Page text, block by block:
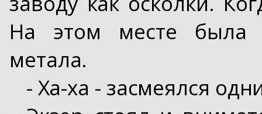
На этом месте была
метала.
- Ха-ха - засмеялся